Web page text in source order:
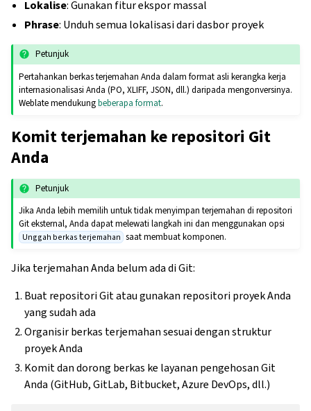
Lokalise: Gunakan fitur ekspor massal
Phrase: Unduh semua lokalisasi dari dasbor proyek
Petunjuk
Pertahankan berkas terjemahan Anda dalam format asli kerangka kerja
internasionalisasi Anda (PO, XLIFF, JSON, dll.) daripada mengonversinya.
Weblate mendukungbeberapa format.
Komit terjemahan ke repositori Git
Anda
Petunjuk
Jika Anda lebih memilih untuk tidak menyimpan terjemahan di repositori
Git eksternal, Anda dapat melewati langkah ini dan menggunakan opsi
Unggah berkas terjemahan saat membuat komponen.
Jika terjemahan Anda belum ada di Git:
Buat repositori Git atau gunakan repositori proyek Anda
yang sudah ada
Organisir berkas terjemahan sesuai dengan struktur
proyek Anda
Komit dan dorong berkas ke layanan pengehosan Git
Anda (GitHub, GitLab, Bitbucket, Azure DevOps, dll.)